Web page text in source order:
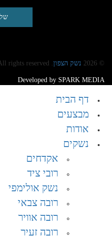
© 2026 נשק הצפון. All rights reserved
Developed by SPARK MEDIA
דף הבית
מבצעים
אודות
נשקים
אקדחים
רובי ציד
נשק אולימפי
רובה צבאי
רובה אוויר
רובה זעיר